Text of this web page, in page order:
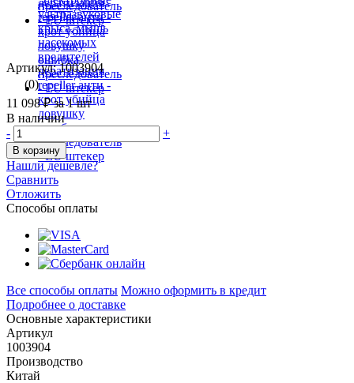
Артикул: 1003904
(0)
11 098 ₽за 1 шт
В наличии
-
+
В корзину
Нашли дешевле?
Сравнить
Отложить
Способы оплаты
Все способы оплаты Можно оформить в кредит
Подробнее о доставке
Основные характеристики
Артикул
1003904
Производство
Китай